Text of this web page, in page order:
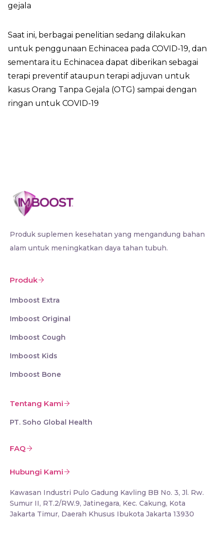
gejala
Saat ini, berbagai penelitian sedang dilakukan
untuk penggunaan Echinacea pada COVID-19, dan
sementara itu Echinacea dapat diberikan sebagai
terapi preventif ataupun terapi adjuvan untuk
kasus Orang Tanpa Gejala (OTG) sampai dengan
ringan untuk COVID-19
Produk suplemen kesehatan yang mengandung bahan
alam untuk meningkatkan daya tahan tubuh.
Produk
Imboost Extra
Imboost Original
Imboost Cough
Imboost Kids
Imboost Bone
Tentang Kami
PT. Soho Global Health
FAQ
Hubungi Kami
Kawasan Industri Pulo Gadung Kavling BB No. 3, Jl. Rw.
Sumur II, RT.2/RW.9, Jatinegara, Kec. Cakung, Kota
Jakarta Timur, Daerah Khusus Ibukota Jakarta 13930